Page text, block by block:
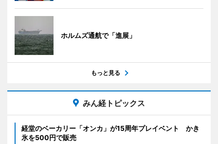
ホルムズ通航で「進展」
もっと見る
みん経トピックス
経堂のベーカリー「オンカ」が15周年プレイベント かき
氷を500円で販売